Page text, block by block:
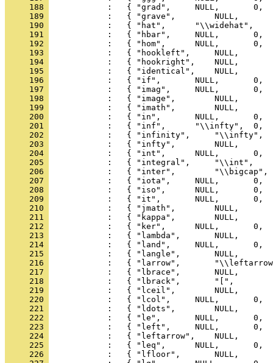
     188
     189
     190
     191
     192
     193
     194
     195
     196
     197
     198
     199
     200
     201
     202
     203
     204
     205
     206
     207
     208
     209
     210
     211
     212
     213
     214
     215
     216
     217
     218
     219
     220
     221
     222
     223
     224
     225
     226